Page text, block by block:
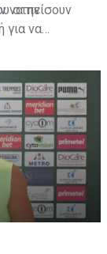
στην
να πείσουν
για να
και επέμεινε
τρέχον